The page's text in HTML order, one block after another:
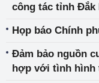
công tác tỉnh Đắk
Họp báo Chính
Đảm bảo nguồn
hợp với tình hình